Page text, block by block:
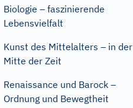
Biologie – faszinierende
Lebensvielfalt
Kunst des Mittelalters – in der
Mitte der Zeit
Renaissance und Barock –
Ordnung und Bewegtheit